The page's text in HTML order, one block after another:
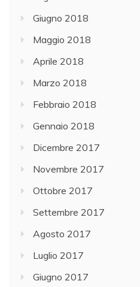
Giugno 2018
Maggio 2018
Aprile 2018
Marzo 2018
Febbraio 2018
Gennaio 2018
Dicembre 2017
Novembre 2017
Ottobre 2017
Settembre 2017
Agosto 2017
Luglio 2017
Giugno 2017